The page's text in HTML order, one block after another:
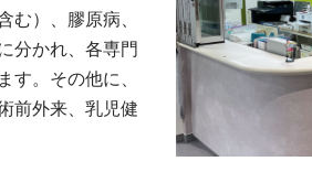
む）、膠原病、
分かれ、各専門
す。その他に、
前外来、乳児健